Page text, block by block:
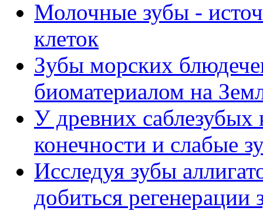
Молочные зубы -
клеток
Зубы морских
биоматериалом на
У древних
конечности и слабые
Исследуя зубы
добиться регенерации